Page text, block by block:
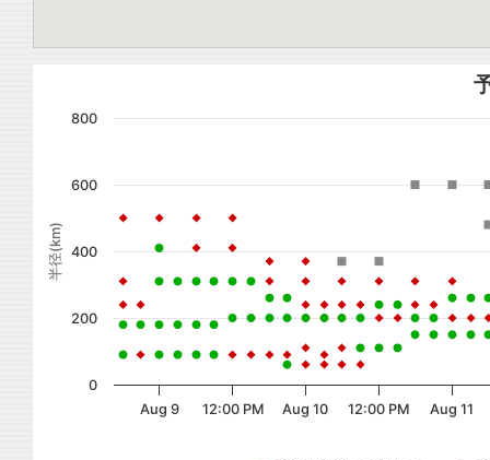
半径(km)
Aug 9 12:00 PM Aug 10 12:00 PM Aug 11
0
200
400
600
800